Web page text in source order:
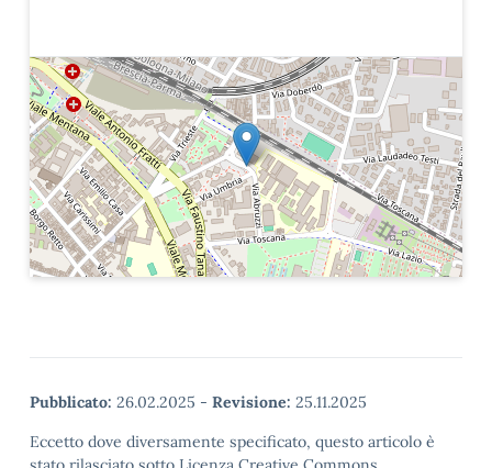
Pubblicato: 26.02.2025 - Revisione: 25.11.2025
Eccetto dove diversamente specificato, questo articolo è